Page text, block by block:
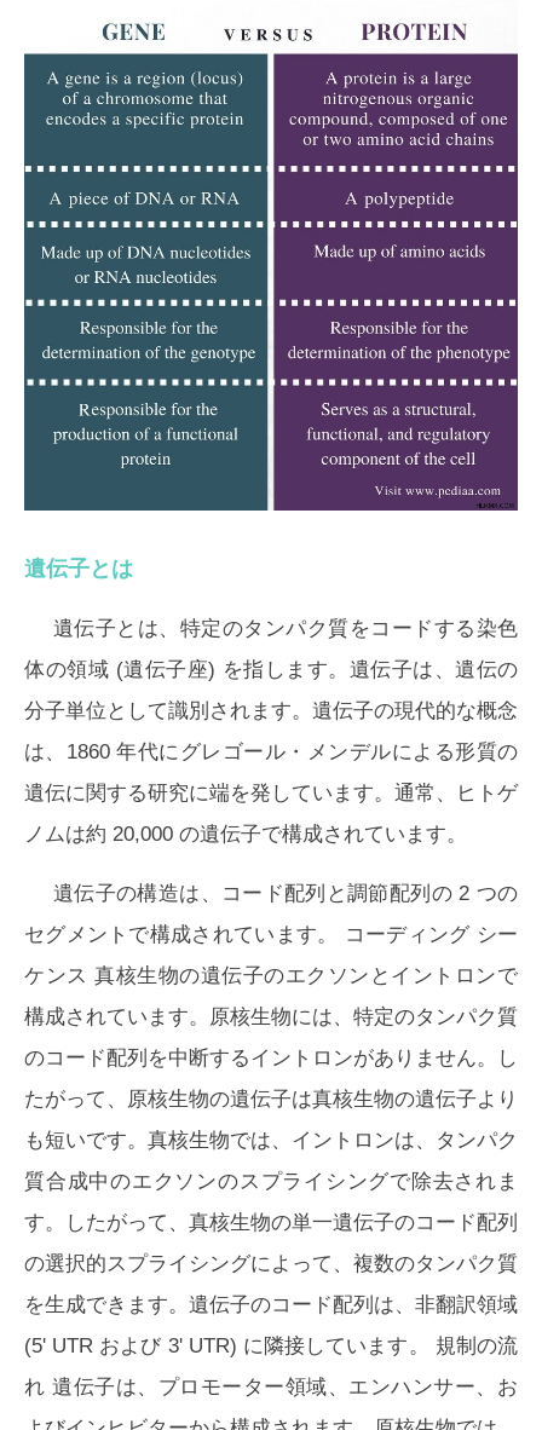
遺伝子とは
遺伝子とは、特定のタンパク質をコードする染色
体の領域 (遺伝子座) を指します。遺伝子は、遺伝の
分子単位として識別されます。遺伝子の現代的な概念
は、1860 年代にグレゴール・メンデルによる形質の
遺伝に関する研究に端を発しています。通常、ヒトゲ
ノムは約 20,000 の遺伝子で構成されています。
遺伝子の構造は、コード配列と調節配列の 2 つの
セグメントで構成されています。
コーディング シー
ケンス 真核生物の遺伝子のエクソンとイントロンで
構成されています。原核生物には、特定のタンパク質
のコード配列を中断するイントロンがありません。し
たがって、原核生物の遺伝子は真核生物の遺伝子より
も短いです。真核生物では、イントロンは、タンパク
質合成中のエクソンのスプライシングで除去されま
す。したがって、真核生物の単一遺伝子のコード配列
の選択的スプライシングによって、複数のタンパク質
を生成できます。遺伝子のコード配列は、非翻訳領域
(5' UTR および 3' UTR) に隣接しています。 規制の流
れ 遺伝子は、プロモーター領域、エンハンサー、お